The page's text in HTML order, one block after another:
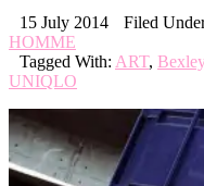
15 July 2014 Filed
HOMME
Tagged With: ART, Bexley
UNIQLO